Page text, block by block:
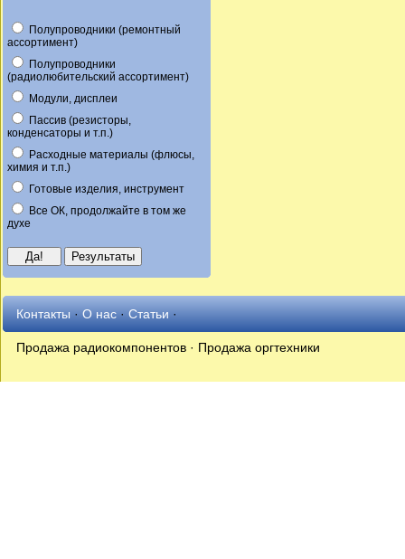
Полупроводники (ремонтный
ассортимент)
Полупроводники
(радиолюбительский ассортимент)
Модули, дисплеи
Пассив (резисторы,
конденсаторы и т.п.)
Расходные материалы (флюсы,
химия и т.п.)
Готовые изделия, инструмент
Все ОК, продолжайте в том же
духе
Контакты·О нас·Статьи·
Продажа радиокомпонентов · Продажа оргтехники